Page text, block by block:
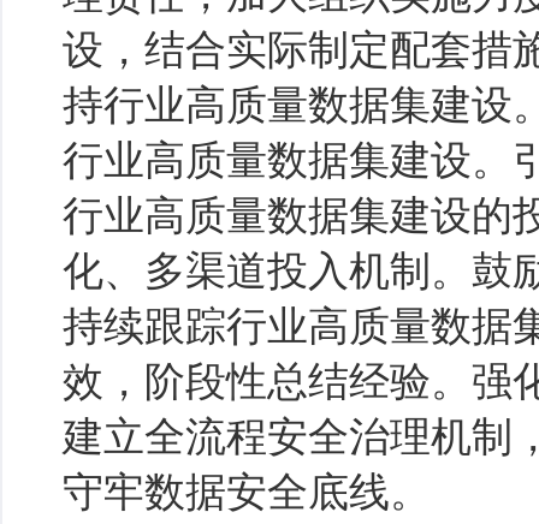
设，结合实际制定配套措
持行业高质量数据集建设
行业高质量数据集建设。
行业高质量数据集建设的
化、多渠道投入机制。鼓
持续跟踪行业高质量数据
效，阶段性总结经验。强
建立全流程安全治理机制
守牢数据安全底线。